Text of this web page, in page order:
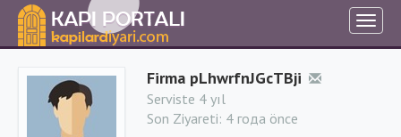
Firma pLhwrfnJGcTBji
Serviste 4 yıl
Son Ziyareti: 4 года önce